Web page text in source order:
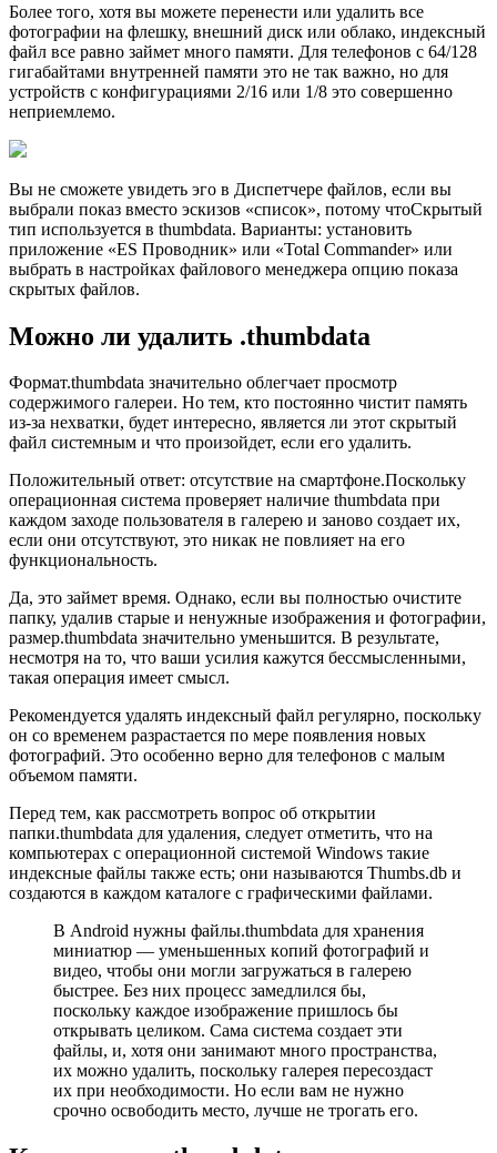
Более того, хотя вы можете перенести или удалить все
фотографии на флешку, внешний диск или облако, индексный
файл все равно займет много памяти. Для телефонов с 64/128
гигабайтами внутренней памяти это не так важно, но для
устройств с конфигурациями 2/16 или 1/8 это совершенно
неприемлемо.
Вы не сможете увидеть эго в Диспетчере файлов, если вы
выбрали показ вместо эскизов «список», потому чтоСкрытый
тип используется в thumbdata. Варианты: установить
приложение «ES Проводник» или «Total Commander» или
выбрать в настройках файлового менеджера опцию показа
скрытых файлов.
Можно ли удалить .thumbdata
Формат.thumbdata значительно облегчает просмотр
содержимого галереи. Но тем, кто постоянно чистит память
из-за нехватки, будет интересно, является ли этот скрытый
файл системным и что произойдет, если его удалить.
Положительный ответ: отсутствие на смартфоне.Поскольку
операционная система проверяет наличие thumbdata при
каждом заходе пользователя в галерею и заново создает их,
если они отсутствуют, это никак не повлияет на его
функциональность.
Да, это займет время. Однако, если вы полностью очистите
папку, удалив старые и ненужные изображения и фотографии,
размер.thumbdata значительно уменьшится. В результате,
несмотря на то, что ваши усилия кажутся бессмысленными,
такая операция имеет смысл.
Рекомендуется удалять индексный файл регулярно, поскольку
он со временем разрастается по мере появления новых
фотографий. Это особенно верно для телефонов с малым
объемом памяти.
Перед тем, как рассмотреть вопрос об открытии
папки.thumbdata для удаления, следует отметить, что на
компьютерах с операционной системой Windows такие
индексные файлы также есть; они называются Thumbs.db и
создаются в каждом каталоге с графическими файлами.
В Android нужны файлы.thumbdata для хранения
миниатюр — уменьшенных кoпий фотографий и
видео, чтобы они могли загружаться в галерею
быстрее. Без них процесс замедлился бы,
поскольку каждое изображение пришлось бы
открывать целиком. Сама система создает эти
файлы, и, хотя они занимают много пространства,
их можно удалить, поскольку галерея пересоздаст
их при необходимости. Но если вам не нужно
срочно освободить место, лучше не трогать его.